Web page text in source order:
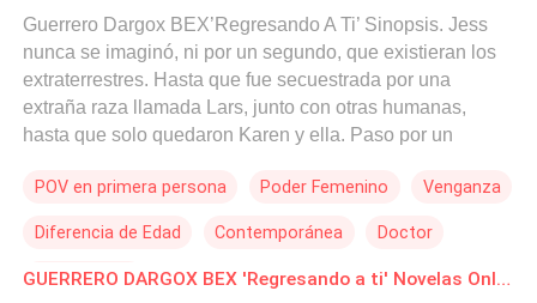
Guerrero Dargox BEX’Regresando A Ti’ Sinopsis. Jess
nunca se imaginó, ni por un segundo, que existieran los
extraterrestres. Hasta que fue secuestrada por una
extraña raza llamada Lars, junto con otras humanas,
hasta que solo quedaron Karen y ella. Paso por un
la salvaran. Entonces Jess cayó directo en los brazos de
rescatarla. Ella estaba siendo rescatada por “Pie
Grande”, y él era la cosa más sexy que jamás había visto.
POV en primera persona Poder Femenino Venganza
Diferencia de Edad Contemporánea Doctor
Primer Amor GUERRERO DARGOX BEX 'Regresando a ti' Novelas Online Descarga gratuita de PDF